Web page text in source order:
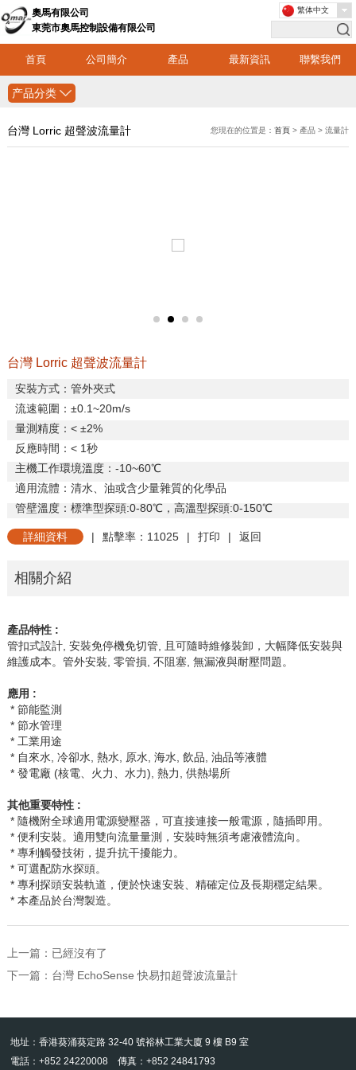
奧馬有限公司
東莞市奧馬控制設備有限公司
首頁 公司簡介 產品 最新資訊 聯繫我們
繁体中文
产品分类
台灣 Lorric 超聲波流量計 您現在的位置是：首頁 > 產品 > 流量計
台灣 Lorric 超聲波流量計
安裝方式：管外夾式
流速範圍：±0.1~20m/s
量測精度： < ±2%
反應時間： < 1秒
主機工作環境溫度： -10~60℃
適用流體：清水、油或含少量雜質的化學品
管壁溫度：標準型探頭:0-80℃，高溫型探頭:0-150℃
詳細資料 | 點擊率：11025 | 打印 | 返回
相關介紹
產品特性:
管扣式設計, 安裝免停機免切管
且可隨時維修裝卸，大幅降低安裝與
維護成本。管外安裝 零管損 不阻塞, 無漏液與耐壓問題。
應用 :
* 節能監測
* 節水管理
* 工業用途
* 自來水 冷卻水 熱水 原水 海水 飲品 油品等液體
* 發電廠 (核電、火力、水力), 熱力 供熱場所
其他重要特性:
* 隨機附全球適用電源變壓器，可直接連接一般電源，隨插即用。
* 便利安裝。適用雙向流量量測，安裝時無須考慮液體流向。
* 專利觸發技術，提升抗干擾能力。
* 可選配防水探頭。
* 專利探頭安裝軌道，便於快速安裝、精確定位及長期穩定結果。
* 本產品於台灣製造。
上一篇：已經沒有了
下一篇： 台灣 EchoSense 快易扣超聲波流量計
地址：香港葵涌葵定路 32-40 號裕林工業大廈 9 樓 B9 室
電話：+852 24220008 傳真：+852 24841793